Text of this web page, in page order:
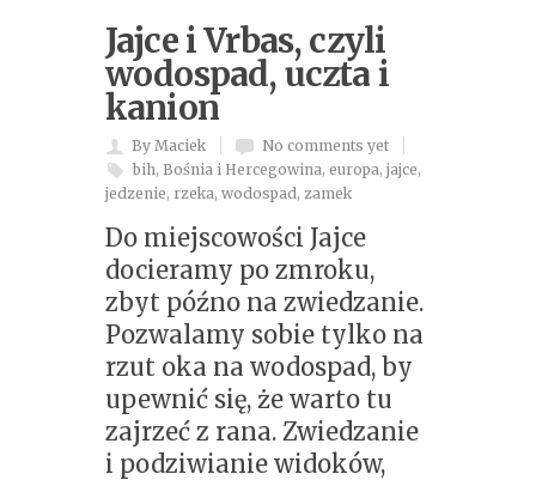
Jajce i Vrbas, czyli
wodospad, uczta i
kanion
By Maciek
No comments yet
bih, Bośnia i Hercegowina, europa, jajce,
jedzenie, rzeka, wodospad, zamek
Do miejscowości Jajce
docieramy po zmroku,
zbyt późno na zwiedzanie.
Pozwalamy sobie tylko na
rzut oka na wodospad, by
upewnić się, że warto tu
zajrzeć z rana. Zwiedzanie
i podziwianie widoków,